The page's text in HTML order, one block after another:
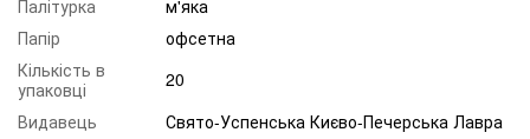
Палітурка
м'яка
Папір
офсетна
Кількість в
упаковці
20
Видавець
Свято-Успенська Києво-Печерська Лавра